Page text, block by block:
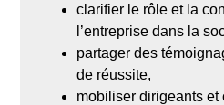
clarifier le rôle et la
l’entreprise dans la
partager des
de réussite,
mobiliser dirigeants